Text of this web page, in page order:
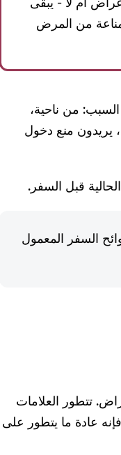
من المرض
السبب: من ناحية،
يريدون منع دخول
قبل السفر.
السفر المعمول
تتطور العلامات
المرض، فإنه عادة ما يتطور على